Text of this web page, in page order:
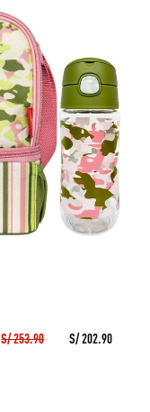
S/ 253.90 S/ 202.90